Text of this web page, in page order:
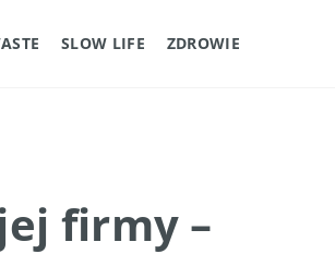
SLOW LIFE ZDROWIE
firmy –